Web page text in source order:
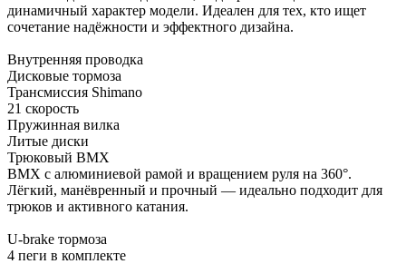
динамичный характер модели. Идеален для тех, кто ищет
сочетание надёжности и эффектного дизайна.
Внутренняя проводка
Дисковые тормоза
Трансмиссия Shimano
21 скорость
Пружинная вилка
Литые диски
Трюковый BMX
BMX с алюминиевой рамой и вращением руля на 360°.
Лёгкий, манёвренный и прочный — идеально подходит для
трюков и активного катания.
U-brake тормоза
4 пеги в комплекте